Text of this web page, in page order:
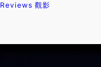
Reviews 觀影